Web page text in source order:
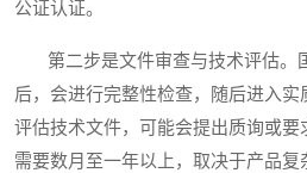
公证认证。
第二步是文件审查与技术评估。
后，会进行完整性检查，随后进入实
评估技术文件，可能会提出质询或
需要数月至一年以上，取决于产品